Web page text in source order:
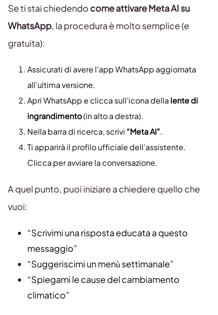
Se ti stai chiedendo come attivare Meta AI su
WhatsApp, la procedura è molto semplice (e
gratuita):
Assicurati di avere l’app WhatsApp aggiornata
all’ultima versione.
Apri WhatsApp e clicca sull’icona della lente di
ingrandimento(in alto a destra).
Nella barra di ricerca, scrivi “Meta AI”.
Ti apparirà il profilo ufficiale dell’assistente.
Clicca per avviare la conversazione.
A quel punto, puoi iniziare a chiedere quello che
vuoi:
“Scrivimi una risposta educata a questo
messaggio”
“Suggeriscimi un menù settimanale”
“Spiegami le cause del cambiamento
climatico”